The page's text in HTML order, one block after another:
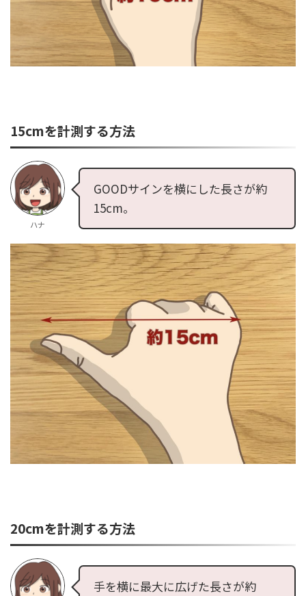
15cmを計測する方法
ハナ
GOODサインを横にした長さが約
15cm。
20cmを計測する方法
手を横に最大に広げた長さが約